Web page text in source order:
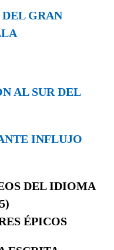
GRAN
AL SUR DEL
INFLUJO
DEL IDIOMA
ÉPICOS